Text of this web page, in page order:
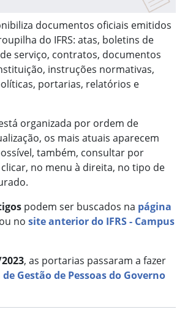
documentos oficiais emitidos
do IFRS: atas, boletins de
serviço, contratos, documentos
instruções normativas,
portarias, relatórios e
organizada por ordem de
os mais atuais aparecem
também, consultar por
no menu à direita, no tipo de
podem ser buscados na página
ou no site anterior do IFRS - Campus
, as portarias passaram a fazer
Gestão de Pessoas do Governo